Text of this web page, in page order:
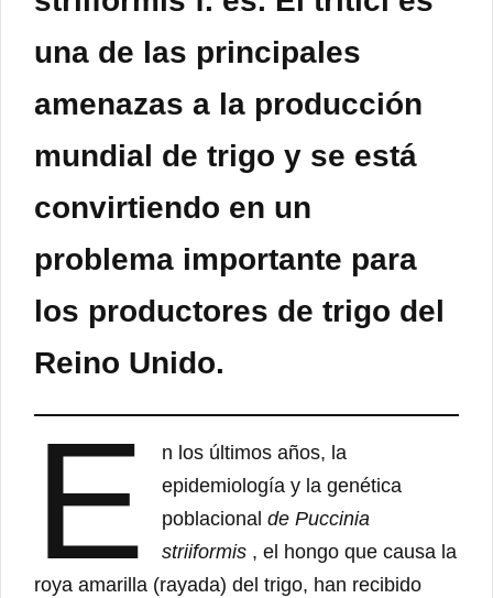
una de las principales
amenazas a la producción
mundial de trigo y se está
convirtiendo en un
problema importante para
los productores de trigo del
Reino Unido.
E
n los últimos años, la
epidemiología y la genética
poblacionalde Puccinia
striiformis , el hongo que causa la
roya amarilla (rayada) del trigo, han recibido